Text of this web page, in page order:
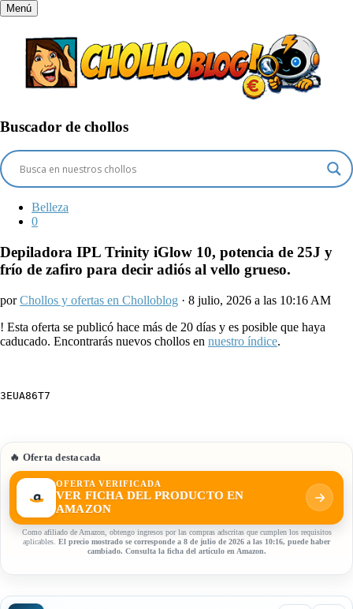
Menú
Buscador de chollos
Belleza
0
Depiladora IPL Trinity iGlow 10, potencia de 25J y
frío de zafiro para decir adiós al vello grueso.
porChollos y ofertas en Cholloblog · 8 julio, 2026 a las 10:16 AM
! Esta oferta se publicó hace más de 20 días y es posible que haya
caducado. Encontrarás nuevos chollos en nuestro índice.
3EUA86T7
🔥 Oferta destacada
OFERTA VERIFICADA
VER FICHA DEL PRODUCTO EN
AMAZON
Como afiliado de Amazon, obtengo ingresos por las compras adscritas que cumplen los requisitos
aplicables. El precio mostrado se corresponde a 8 de julio de 2026 a las 10:16, puede haber
cambiado. Consulta la ficha del artículo en Amazon.